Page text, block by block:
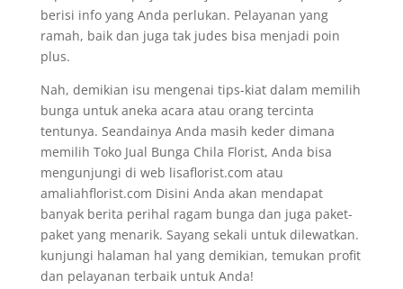
berisi info yang Anda perlukan. Pelayanan yang
ramah, baik dan juga tak judes bisa menjadi poin
plus.
Nah, demikian isu mengenai tips-kiat dalam memilih
bunga untuk aneka acara atau orang tercinta
tentunya. Seandainya Anda masih keder dimana
memilih Toko Jual Bunga Chila Florist, Anda bisa
mengunjungi di web lisaflorist.com atau
amaliahflorist.com Disini Anda akan mendapat
banyak berita perihal ragam bunga dan juga paket-
paket yang menarik. Sayang sekali untuk dilewatkan.
kunjungi halaman hal yang demikian, temukan profit
dan pelayanan terbaik untuk Anda!